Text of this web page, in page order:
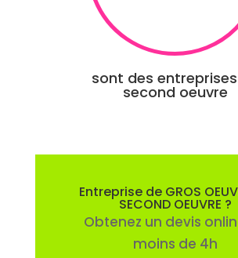
sont des
second oeuvre
Entreprise de GROS
SECOND OEUVRE ?
Obtenez un devis
moins de 4h